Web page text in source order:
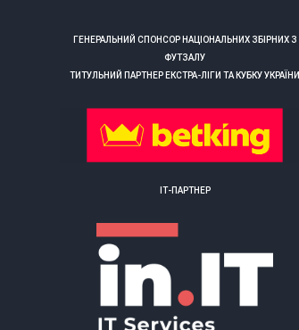
ГЕНЕРАЛЬНИЙ СПОНСОР НАЦІОНАЛЬНИХ ЗБІРНИХ З
ФУТЗАЛУ
ТИТУЛЬНИЙ ПАРТНЕР ЕКСТРА-ЛІГИ ТА КУБКУ УКРАЇНИ
ІТ-ПАРТНЕР